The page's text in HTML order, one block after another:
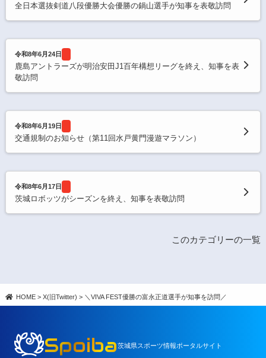
全日本選抜剣道八段優勝大会優勝の鍋山選手が知事を表敬訪問
令和8年6月24日
鹿島アントラーズが明治安田J1百年構想リーグを終え、知事を表
敬訪問
令和8年6月19日
交通規制のお知らせ（第11回水戸黄門漫遊マラソン）
令和8年6月17日
茨城ロボッツがシーズンを終え、知事を表敬訪問
このカテゴリーの一覧
HOME >X(旧Twitter) > ＼VIVA FEST優勝の富永正道選手が知事を訪問／
Spoiba茨城県スポーツ情報ポータルサイト